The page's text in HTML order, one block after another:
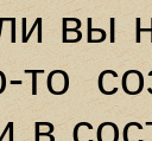
вы
то